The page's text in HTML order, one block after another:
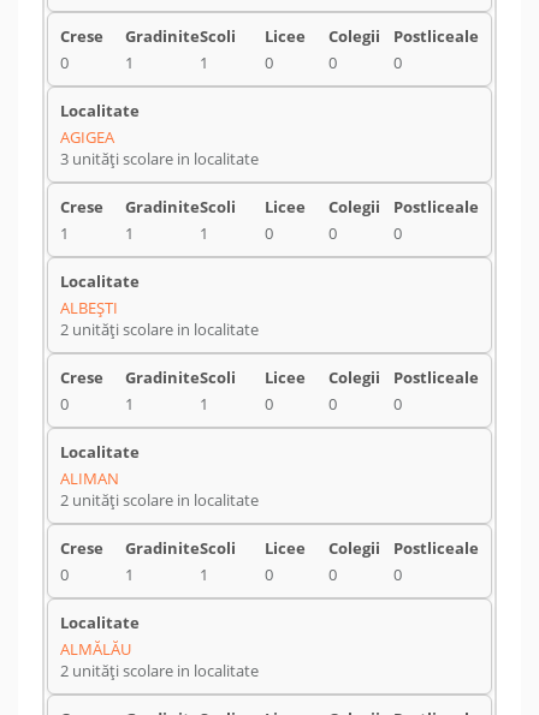
0 1 1 0 0 0
AGIGEA
3 unități scolare in localitate
1 1 1 0 0 0
ALBEŞTI
2 unități scolare in localitate
0 1 1 0 0 0
ALIMAN
2 unități scolare in localitate
0 1 1 0 0 0
ALMĂLĂU
2 unități scolare in localitate